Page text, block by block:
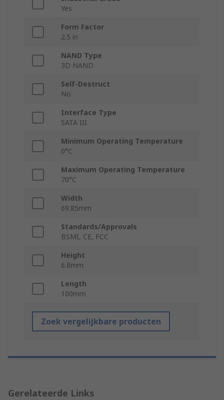
Yes
Form Factor
2.5 in
NAND Type
3D NAND
Self-Destruct
No
Interface Type
SATA III
Minimum Operating Temperature
0°C
Maximum Operating Temperature
70°C
Width
69.85mm
Standards/Approvals
BSMI, CE, FCC
Height
6.8mm
Length
100mm
Zoek vergelijkbare producten
Gerelateerde Links